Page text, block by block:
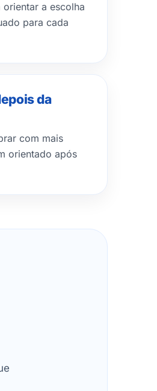
a escolha
para cada
da
com mais
orientado após